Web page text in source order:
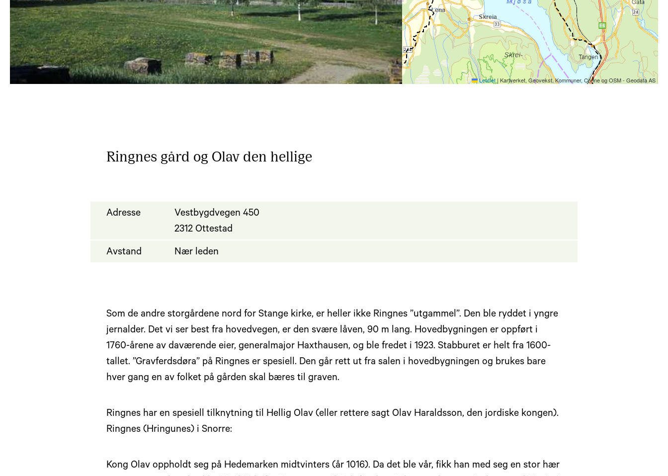
Leaflet | Kartverket, Geovekst, Kommuner, Corine og OSM - Geodata AS
Ringnes gård og Olav den hellige
Adresse
Vestbygdvegen 450
2312 Ottestad
Avstand Nær leden
Som de andre storgårdene nord for Stange kirke, er heller ikke Ringnes ”utgammel”. Den ble ryddet i yngre
jernalder. Det vi ser best fra hovedvegen, er den svære låven, 90 m lang. Hovedbygningen er oppført i
1760-årene av daværende eier, generalmajor Haxthausen, og ble fredet i 1923. Stabburet er helt fra 1600-
tallet. ”Gravferdsdøra” på Ringnes er spesiell. Den går rett ut fra salen i hovedbygningen og brukes bare
hver gang en av folket på gården skal bæres til graven.
Ringnes har en spesiell tilknytning til Hellig Olav (eller rettere sagt Olav Haraldsson, den jordiske kongen).
Ringnes (Hringunes) i Snorre:
Kong Olav oppholdt seg på Hedemarken midtvinters (år 1016). Da det ble vår, fikk han med seg en stor hær